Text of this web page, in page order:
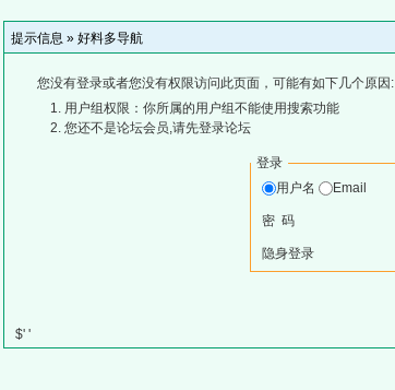
提示信息 » 好料多导航
您没有登录或者您没有权限访问此页面，可能有如下几个原因:
用户组权限：你所属的用户组不能使用搜索功能
您还不是论坛会员,请先登录论坛
登录
用户名
Email
密 码
隐身登录
$' '